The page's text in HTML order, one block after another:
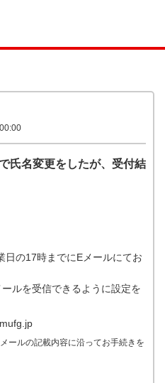
氏名変更をしたが、受付結
日の17時までにEメールにてお
ルを受信できるように設定を
ールの記載内容に沿ってお手続きを